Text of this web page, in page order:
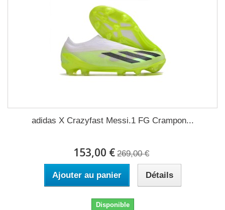
adidas X Crazyfast Messi.1 FG Crampon...
153,00 € 269,00 €
Ajouter au panier Détails
Disponible